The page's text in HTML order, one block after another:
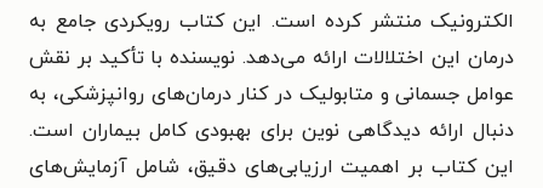
الکترونیک منتشر کرده است. این کتاب رویکردی جامع به
درمان این اختلالات ارائه می‌دهد. نویسنده با تأکید بر نقش
عوامل جسمانی و متابولیک در کنار درمان‌های روانپزشکی، به
دنبال ارائه دیدگاهی نوین برای بهبودی کامل بیماران است.
این کتاب بر اهمیت ارزیابی‌های دقیق، شامل آزمایش‌های